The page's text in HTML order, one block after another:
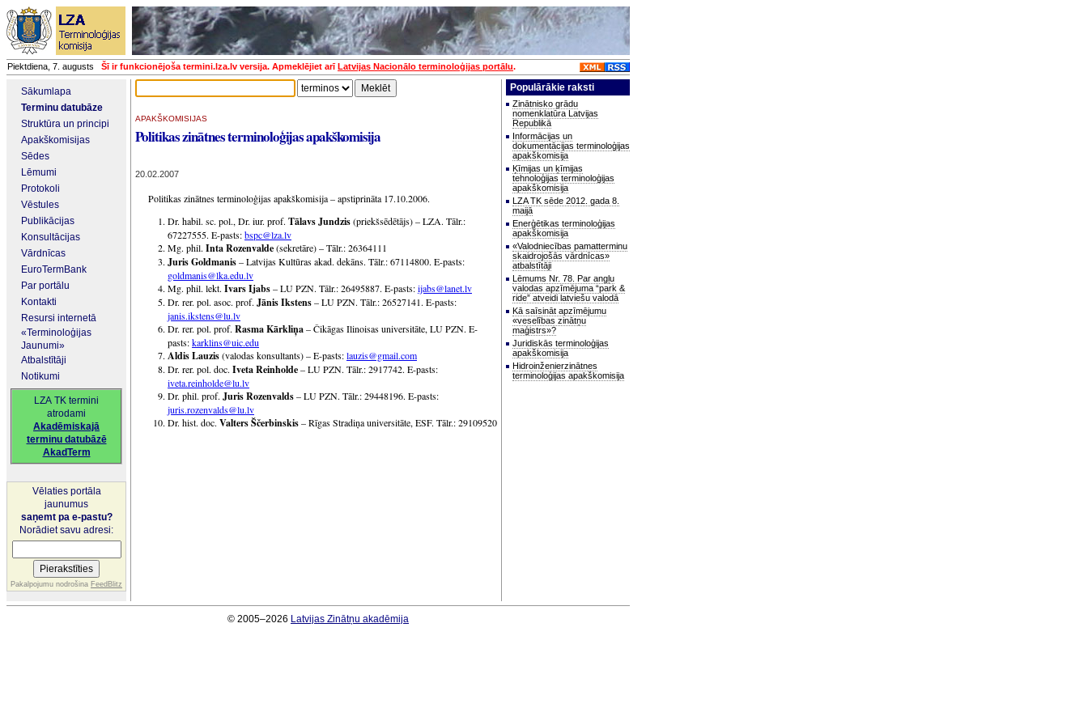
Piektdiena, 7. augusts Šī ir funkcionējoša termini.lza.lv versija. Apmeklējiet arīLatvijas Nacionālo terminoloģijas portālu.
Sākumlapa
Terminu datubāze
Struktūra un principi
Apakškomisijas
Sēdes
Lēmumi
Protokoli
Vēstules
Publikācijas
Konsultācijas
Vārdnīcas
EuroTermBank
Par portālu
Kontakti
Resursi internetā
«Terminoloģijas
Jaunumi»
Atbalstītāji
Notikumi
LZA TK termini
atrodami
Akadēmiskajā
terminu datubāzē
AkadTerm
Vēlaties portāla
jaunumus
saņemt pa e-pastu?
Norādiet savu adresi:
Pakalpojumu nodrošina FeedBlitz
APAKŠKOMISIJAS
Politikas zinātnes terminoloģijas apakškomisija
20.02.2007
Politikas zinātnes terminoloģijas apakškomisija – apstiprināta 17.10.2006.
Dr. habil. sc. pol., Dr. iur. prof. Tālavs Jundzis(priekšsēdētājs) – LZA. Tālr.:
67227555. E-pasts:bspc@lza.lv
Mg. phil. Inta Rozenvalde(sekretāre) – Tālr.: 26364111
Juris Goldmanis– Latvijas Kultūras akad. dekāns. Tālr.: 67114800. E-pasts:
goldmanis@lka.edu.lv
Mg. phil. lekt. Ivars Ijabs– LU PZN. Tālr.: 26495887. E-pasts:ijabs@lanet.lv
Dr. rer. pol. asoc. prof. Jānis Ikstens– LU PZN. Tālr.: 26527141. E-pasts:
janis.ikstens@lu.lv
Dr. rer. pol. prof. Rasma Kārkliņa– Čikāgas Ilinoisas universitāte, LU PZN. E-
pasts:karklins@uic.edu
Aldis Lauzis(valodas konsultants) – E-pasts:lauzis@gmail.com
Dr. rer. pol. doc. Iveta Reinholde– LU PZN. Tālr.: 2917742. E-pasts:
iveta.reinholde@lu.lv
Dr. phil. prof. Juris Rozenvalds– LU PZN. Tālr.: 29448196. E-pasts:
juris.rozenvalds@lu.lv
Dr. hist. doc. Valters Ščerbinskis– Rīgas Stradiņa universitāte, ESF. Tālr.: 29109520
Populārākie raksti
Zinātnisko grādu
nomenklatūra Latvijas
Republikā
Informācijas un
dokumentācijas terminoloģijas
apakškomisija
Ķīmijas un ķīmijas
tehnoloģijas terminoloģijas
apakškomisija
LZA TK sēde 2012. gada 8.
maijā
Enerģētikas terminoloģijas
apakškomisija
«Valodniecības pamatterminu
skaidrojošās vārdnīcas»
atbalstītāji
Lēmums Nr. 78. Par angļu
valodas apzīmējuma “park &
ride” atveidi latviešu valodā
Kā saīsināt apzīmējumu
«veselības zinātņu
maģistrs»?
Juridiskās terminoloģijas
apakškomisija
Hidroinženierzinātnes
terminoloģijas apakškomisija
© 2005–2026 Latvijas Zinātņu akadēmija